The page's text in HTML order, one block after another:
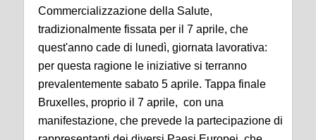
Commercializzazione della Salute,
tradizionalmente fissata per il 7 aprile, che
quest'anno cade di lunedì, giornata lavorativa:
per questa ragione le iniziative si terranno
prevalentemente sabato 5 aprile. Tappa finale
Bruxelles, proprio il 7 aprile, con una
manifestazione, che prevede la partecipazione di